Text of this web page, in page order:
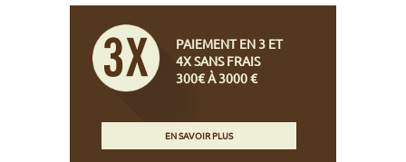
PAIEMENT EN 3 ET
4X SANS FRAIS
300€ À 3000 €
EN SAVOIR PLUS